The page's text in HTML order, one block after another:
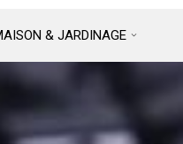
& JARDINAGE